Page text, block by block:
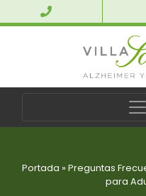
Portada » Preguntas
para